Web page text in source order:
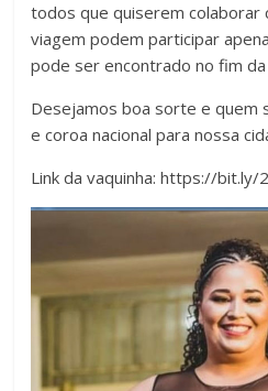
todos que quiserem colaborar
viagem podem participar
pode ser encontrado no fim
Desejamos boa sorte e quem
e coroa nacional para nossa
Link da vaquinha: https://bit.ly/